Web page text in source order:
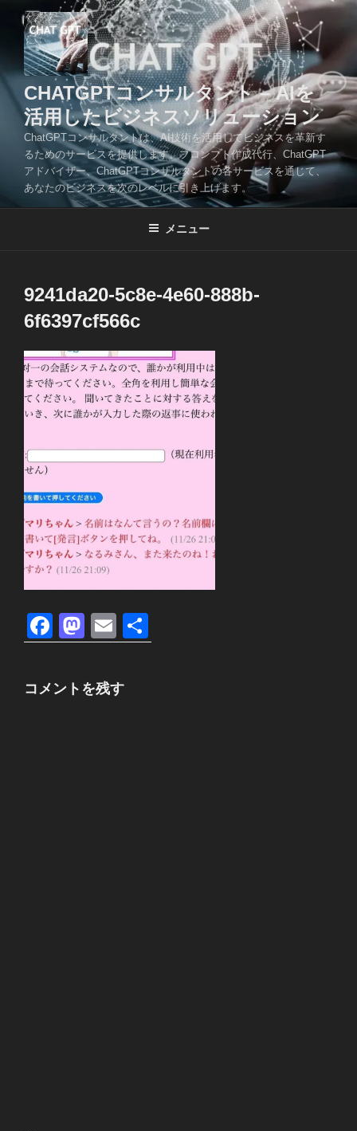
ツ
CHATGPTコンサルタント – AIを
活用したビジネスソリューション
ChatGPTコンサルタントは、AI技術を活用してビジネスを革新す
るためのサービスを提供します。プロンプト作成代行、ChatGPT
アドバイザー、ChatGPTコンサルタントの各サービスを通じて、
あなたのビジネスを次のレベルに引き上げます。
メニュー
9241da20-5c8e-4e60-888b-
6f6397cf566c
F
a
c
e
M
a
st
o
E
m
ail
有
コメントを残す